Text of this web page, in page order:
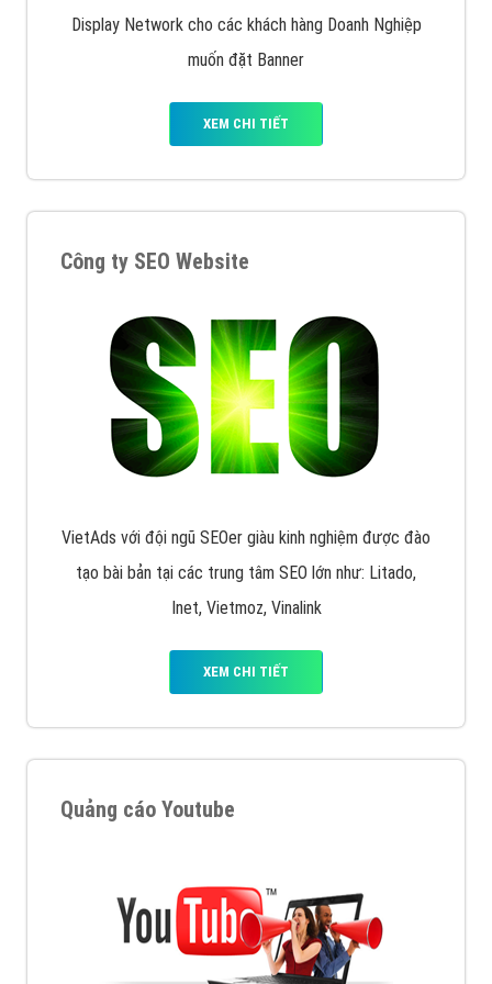
Display Network cho các khách hàng Doanh Nghiệp
muốn đặt Banner
XEM CHI TIẾT
Công ty SEO Website
VietAds với đội ngũ SEOer giàu kinh nghiệm được đào
tạo bài bản tại các trung tâm SEO lớn như: Litado,
Inet, Vietmoz, Vinalink
XEM CHI TIẾT
Quảng cáo Youtube